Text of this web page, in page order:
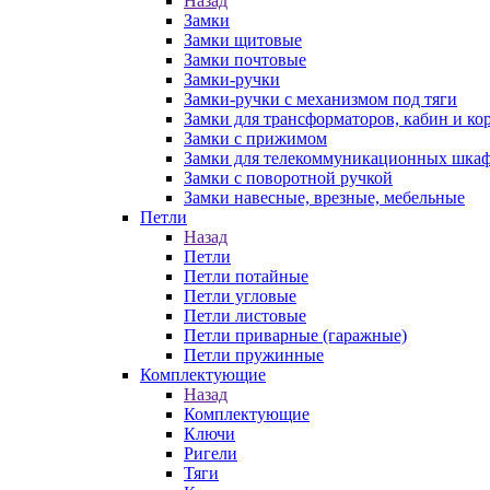
Замки
Замки щитовые
Замки почтовые
Замки-ручки
Замки-ручки с механизмом под тяги
Замки для трансформаторов, кабин и
Замки с прижимом
Замки для телекоммуникационных
Замки с поворотной ручкой
Замки навесные, врезные, мебельные
Петли
Назад
Петли
Петли потайные
Петли угловые
Петли листовые
Петли приварные (гаражные)
Петли пружинные
Комплектующие
Назад
Комплектующие
Ключи
Ригели
Тяги